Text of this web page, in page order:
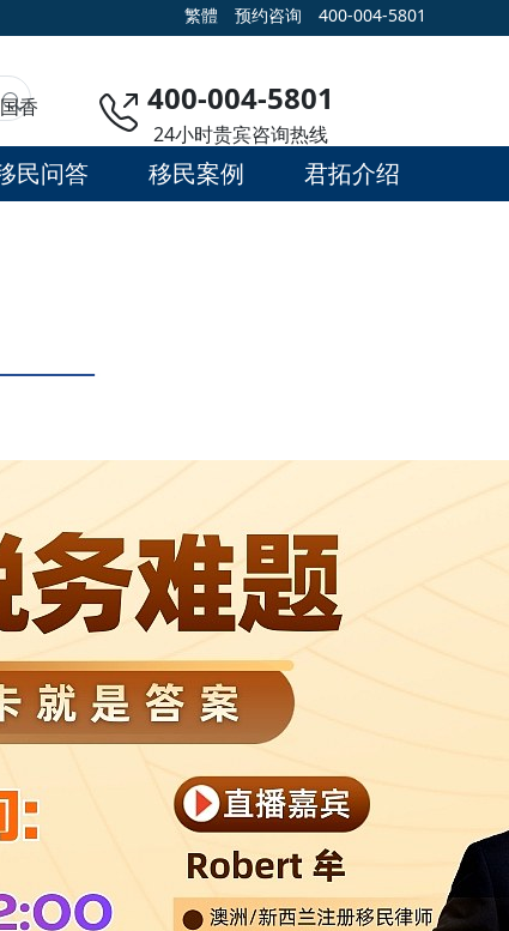
繁體 预约咨询 400-004-5801
香
400-004-5801
24小时贵宾咨询热线
民问答 移民案例 君拓介绍